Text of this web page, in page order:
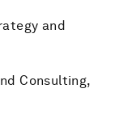
and
Consulting,